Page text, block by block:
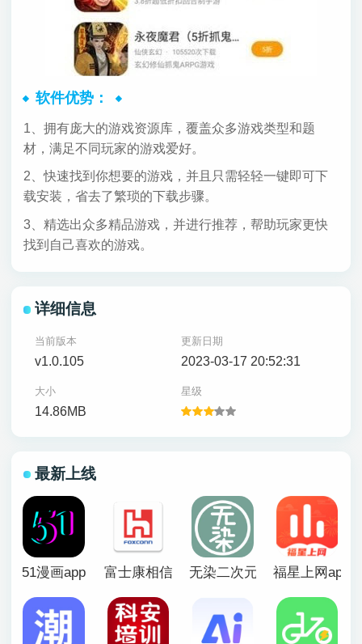
软件优势：
1、拥有庞大的游戏资源库，覆盖众多游戏类型和题
材，满足不同玩家的游戏爱好。
2、快速找到你想要的游戏，并且只需轻轻一键即可下
载安装，省去了繁琐的下载步骤。
3、精选出众多精品游戏，并进行推荐，帮助玩家更快
找到自己喜欢的游戏。
详细信息
当前版本
v1.0.105
更新日期
2023-03-17 20:52:31
大小
14.86MB
星级
最新上线
51漫画app 富士康相信app官方版无染二次元漫画app福星上网app